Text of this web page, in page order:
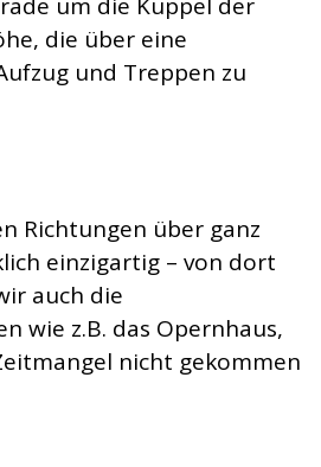
die über eine
und Treppen zu
Richtungen über ganz
einzigartig – von dort
auch die
wie z.B. das Opernhaus,
nicht gekommen